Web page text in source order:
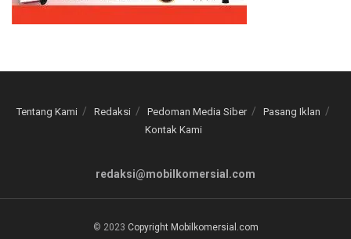
Tentang Kami Redaksi Pedoman Media Siber
Pasang Iklan
Kontak Kami
redaksi@mobilkomersial.com
© 2023 Copyright Mobilkomersial.com